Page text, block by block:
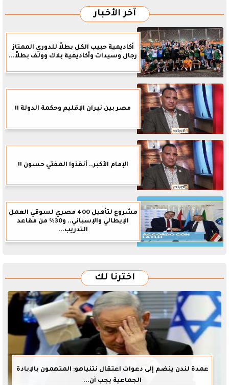
آخر الأخبار
أكاديمية حبيب الكل بطلاً للدوري الممتاز
رجال وسيدات وأكاديمية بلاك وولف بطلاً...
مصر بين نيران الإقليم وحكمة الدولة !!
الإمام الأكبر.. أنقذوا المفتي حسون !!
مشروع لتأهيل 400 مصري لسوقي العمل
الإيطالي والإسباني.. و30% من مقاعد
التدريب...
اخترنا لك
عمدة لندن ينضم إلى دعوات اعتقال نتنياهو: المتهمون بالإبادة
الجماعية يجب أن...